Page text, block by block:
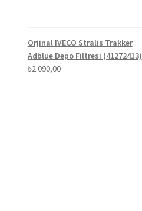
Orjinal IVECO Stralis Trakker
Adblue Depo Filtresi (41272413)
₺2.090,00